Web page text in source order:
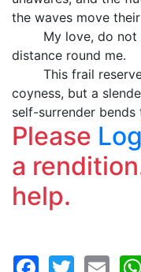
the waves move
My love, do not
distance round me.
This frail reserve
coyness, but a
self-surrender
Please
a
help.